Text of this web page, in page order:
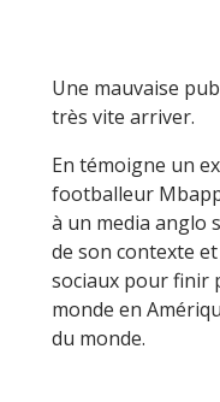
Une mauvaise
très vite arriver.
En témoigne un
footballeur
à un media anglo
de son contexte
sociaux pour finir
monde en
du monde.